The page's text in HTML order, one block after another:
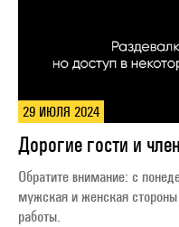
29 ИЮЛЯ 2024
Дорогие гости и
Обратите внимание: с
мужская и женская
работы.